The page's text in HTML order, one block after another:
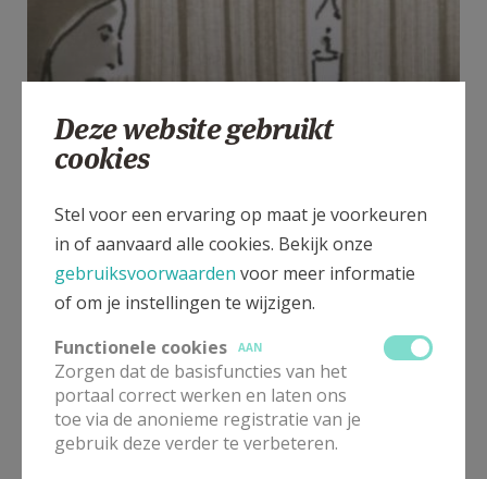
Laatste zoen ~ Katharina Michiels
Deze website gebruikt
cookies
Stel voor een ervaring op maat je voorkeuren
in of aanvaard alle cookies. Bekijk onze
gebruiksvoorwaarden voor meer informatie
of om je instellingen te wijzigen.
Functionele cookies
AAN
Zorgen dat de basisfuncties van het
portaal correct werken en laten ons
toe via de anonieme registratie van je
gebruik deze verder te verbeteren.